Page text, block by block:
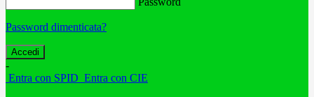
Password dimenticata?
-
Entra con SPID Entra con CIE